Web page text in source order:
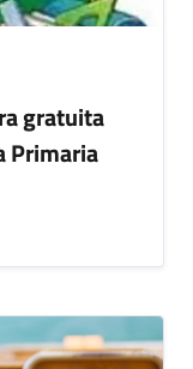
gratuita
Primaria